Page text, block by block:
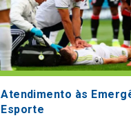
Atendimento às
Esporte